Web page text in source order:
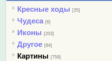
Кресные ходы [35]
Чудеса [6]
Иконы [203]
Другое [84]
Картины [759]